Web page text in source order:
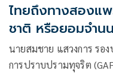
ไทยถึงทางสองแ
ชาติ หรือยอมจำนน
นายสมชาย แสวงการ รอ
การปราบปรามทุจริต